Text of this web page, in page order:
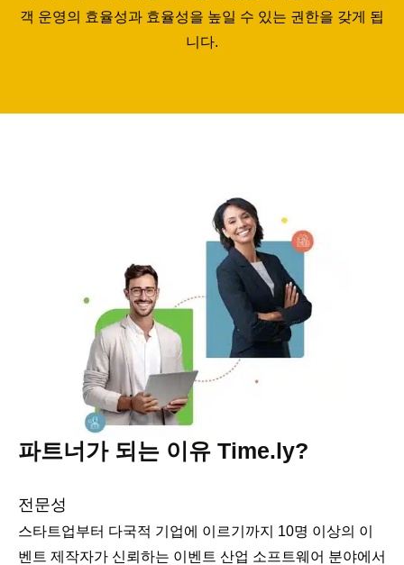
객 운영의 효율성과 효율성을 높일 수 있는 권한을 갖게 됩
니다.
파트너가 되는 이유 Time.ly?
전문성
스타트업부터 다국적 기업에 이르기까지 10명 이상의 이
벤트 제작자가 신뢰하는 이벤트 산업 소프트웨어 분야에서